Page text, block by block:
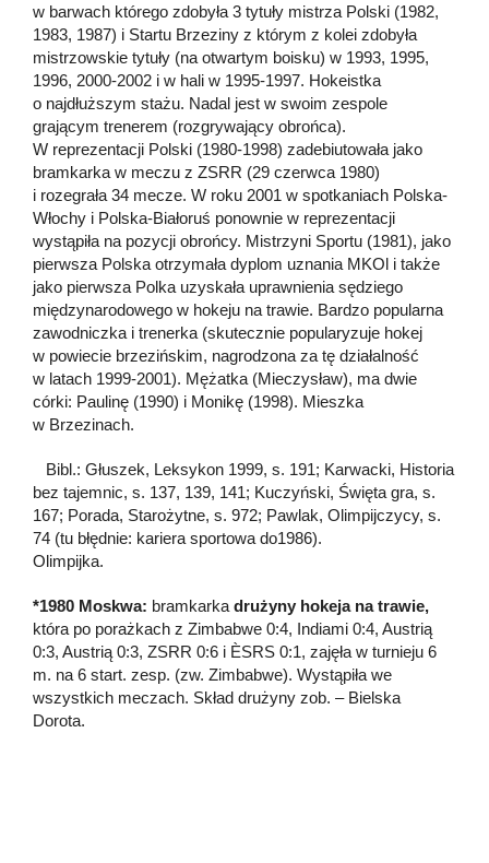
w barwach którego zdobyła 3 tytuły mistrza Polski (1982,
1983, 1987) i Startu Brzeziny z którym z kolei zdobyła
mistrzowskie tytuły (na otwartym boisku) w 1993, 1995,
1996, 2000-2002 i w hali w 1995-1997. Hokeistka
o najdłuższym stażu. Nadal jest w swoim zespole
grającym trenerem (rozgrywający obrońca).
W reprezentacji Polski (1980-1998) zadebiutowała jako
bramkarka w meczu z ZSRR (29 czerwca 1980)
i rozegrała 34 mecze. W roku 2001 w spotkaniach Polska-
Włochy i Polska-Białoruś ponownie w reprezentacji
wystąpiła na pozycji obrońcy. Mistrzyni Sportu (1981), jako
pierwsza Polska otrzymała dyplom uznania MKOl i także
jako pierwsza Polka uzyskała uprawnienia sędziego
międzynarodowego w hokeju na trawie. Bardzo popularna
zawodniczka i trenerka (skutecznie popularyzuje hokej
w powiecie brzezińskim, nagrodzona za tę działalność
w latach 1999-2001). Mężatka (Mieczysław), ma dwie
córki: Paulinę (1990) i Monikę (1998). Mieszka
w Brzezinach.
Bibl.: Głuszek, Leksykon 1999, s. 191; Karwacki, Historia
bez tajemnic, s. 137, 139, 141; Kuczyński, Święta gra, s.
167; Porada, Starożytne, s. 972; Pawlak, Olimpijczycy, s.
74 (tu błędnie: kariera sportowa do1986).
Olimpijka.
*1980 Moskwa: bramkarka drużyny hokeja na trawie,
która po porażkach z Zimbabwe 0:4, Indiami 0:4, Austrią
0:3, Austrią 0:3, ZSRR 0:6 i ÈSRS 0:1, zajęła w turnieju 6
m. na 6 start. zesp. (zw. Zimbabwe). Wystąpiła we
wszystkich meczach. Skład drużyny zob. – Bielska
Dorota.